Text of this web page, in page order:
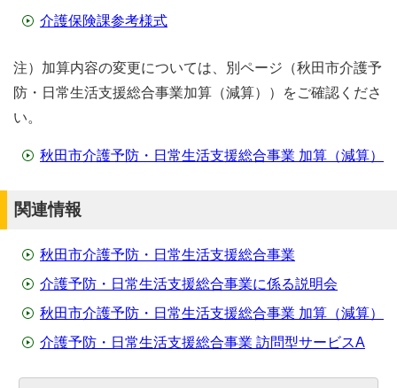
介護保険課参考様式
注）加算内容の変更については、別ページ（秋田市介護予
防・日常生活支援総合事業加算（減算））をご確認くださ
い。
秋田市介護予防・日常生活支援総合事業 加算（減算）
関連情報
秋田市介護予防・日常生活支援総合事業
介護予防・日常生活支援総合事業に係る説明会
秋田市介護予防・日常生活支援総合事業 加算（減算）
介護予防・日常生活支援総合事業 訪問型サービスA